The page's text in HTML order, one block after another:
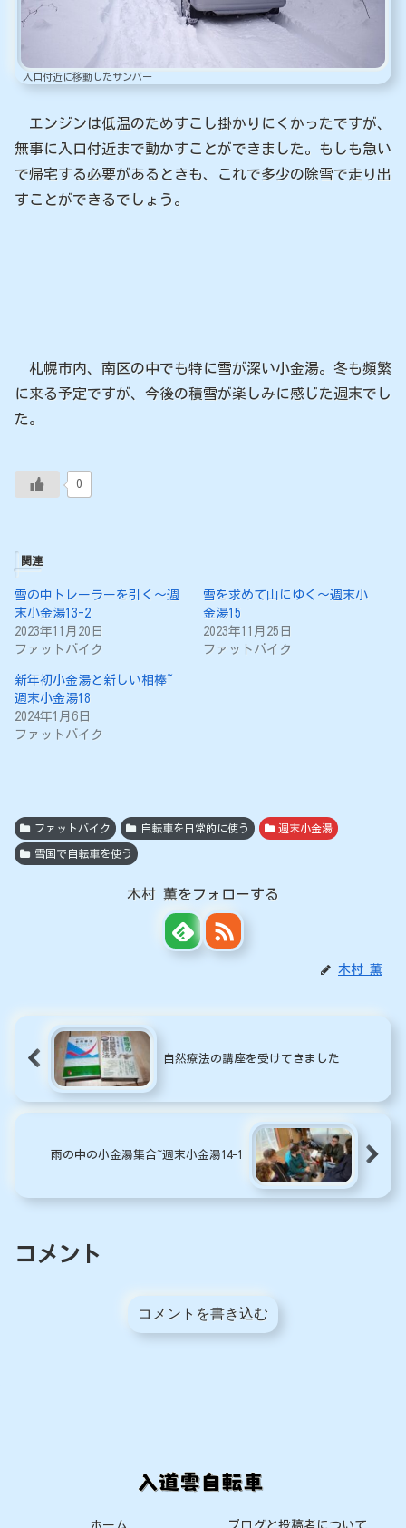
入口付近に移動したサンバー
エンジンは低温のためすこし掛かりにくかったですが、
無事に入口付近まで動かすことができました。もしも急い
で帰宅する必要があるときも、これで多少の除雪で走り出
すことができるでしょう。
札幌市内、南区の中でも特に雪が深い小金湯。冬も頻繁
に来る予定ですが、今後の積雪が楽しみに感じた週末でし
た。
0
関連
雪の中トレーラーを引く～週
末小金湯13-2
2023年11月20日
ファットバイク
雪を求めて山にゆく〜週末小
金湯15
2023年11月25日
ファットバイク
新年初小金湯と新しい相棒~
週末小金湯18
2024年1月6日
ファットバイク
ファットバイク 自転車を日常的に使う 週末小金湯
雪国で自転車を使う
木村 薫をフォローする
木村 薫
自然療法の講座を受けてきました
雨の中の小金湯集合~週末小金湯14-1
コメント
コメントを書き込む